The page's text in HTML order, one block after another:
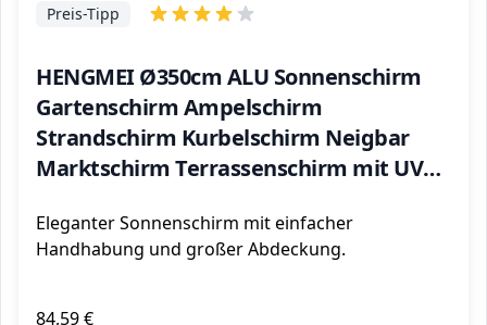
HENGMEI Ø350cm ALU Sonnenschirm
Gartenschirm Ampelschirm
Strandschirm Kurbelschirm Neigbar
Marktschirm Terrassenschirm mit UV
(Ø350 cm, Dunkelgrau)
Preis-Tipp
Eleganter Sonnenschirm mit einfacher
Handhabung und großer Abdeckung.
84,59 €